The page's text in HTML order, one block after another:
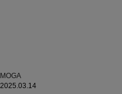
MOGA
2025.03.14